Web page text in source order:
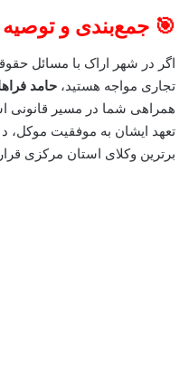
🎯 جمع‌بندی و توصیه
اگر در شهر اراک با مسائل
تجاری مواجه هستید، حامد
همراهی شما در مسیر قانونی
تعهد ایشان به موفقیت موکل،
برترین وکلای استان مرکزی